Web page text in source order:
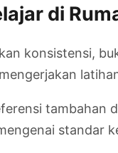
di
konsistensi,
tambahan
standar